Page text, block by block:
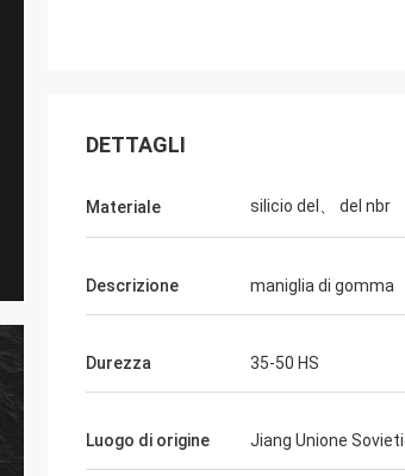
Ringraziamenti per la vostra ospitalità
DETTAGLI
Materiale silicio del、 del nbr
Descrizione maniglia di gomma
Durezza 35-50 HS
Luogo di origine Jiang Unione